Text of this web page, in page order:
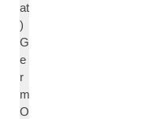
at
)
G
e
r
m
O